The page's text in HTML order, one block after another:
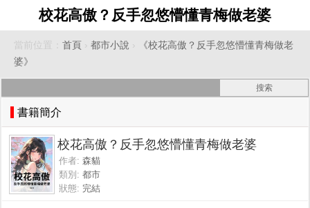
校花高傲？反手忽悠懵懂青梅做老婆
當前位置： 首頁 › 都市小說 ›
《校花高傲？反手忽悠懵懂青梅做老
婆》
書籍簡介
校花高傲？反手忽悠懵懂青梅做老婆
作者: 森貓
類別: 都市
狀態: 完結